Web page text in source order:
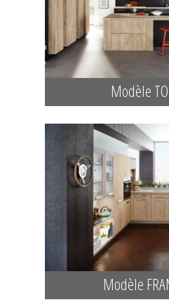
Modèle
Modèle